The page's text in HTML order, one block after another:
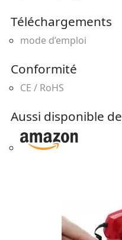
Téléchargements
mode d’emploi
Conformité
CE / RoHS
Aussi disponible de